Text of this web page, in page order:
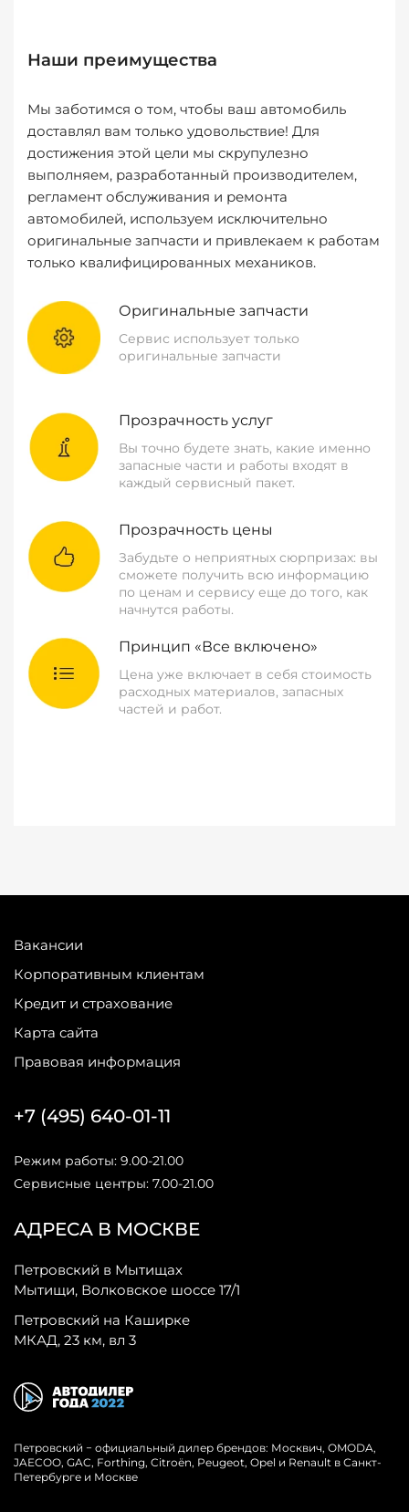
Наши преимущества
Мы заботимся о том, чтобы ваш автомобиль
доставлял вам только удовольствие! Для
достижения этой цели мы скрупулезно
выполняем, разработанный производителем,
регламент обслуживания и ремонта
автомобилей, используем исключительно
оригинальные запчасти и привлекаем к работам
только квалифицированных механиков.
Оригинальные запчасти
Сервис использует только
оригинальные запчасти
Прозрачность услуг
Вы точно будете знать, какие именно
запасные части и работы входят в
каждый сервисный пакет.
Прозрачность цены
Забудьте о неприятных сюрпризах: вы
сможете получить всю информацию
по ценам и сервису еще до того, как
начнутся работы.
Принцип «Все включено»
Цена уже включает в себя стоимость
расходных материалов, запасных
частей и работ.
Вакансии
Корпоративным клиентам
Кредит и страхование
Карта сайта
Правовая информация
АДРЕСА В МОСКВЕ
Петровский в Мытищах
Мытищи, Волковское шоссе 17/1
Петровский на Каширке
МКАД, 23 км, вл 3
+7 (495) 640-01-11
Режим работы: 9.00-21.00
Сервисные центры: 7.00-21.00
Петровский − официальный дилер брендов: Москвич, OMODA,
JAECOO, GAC, Forthing, Citroёn, Peugeot, Opel и Renault в Санкт-
Петербурге и Москве